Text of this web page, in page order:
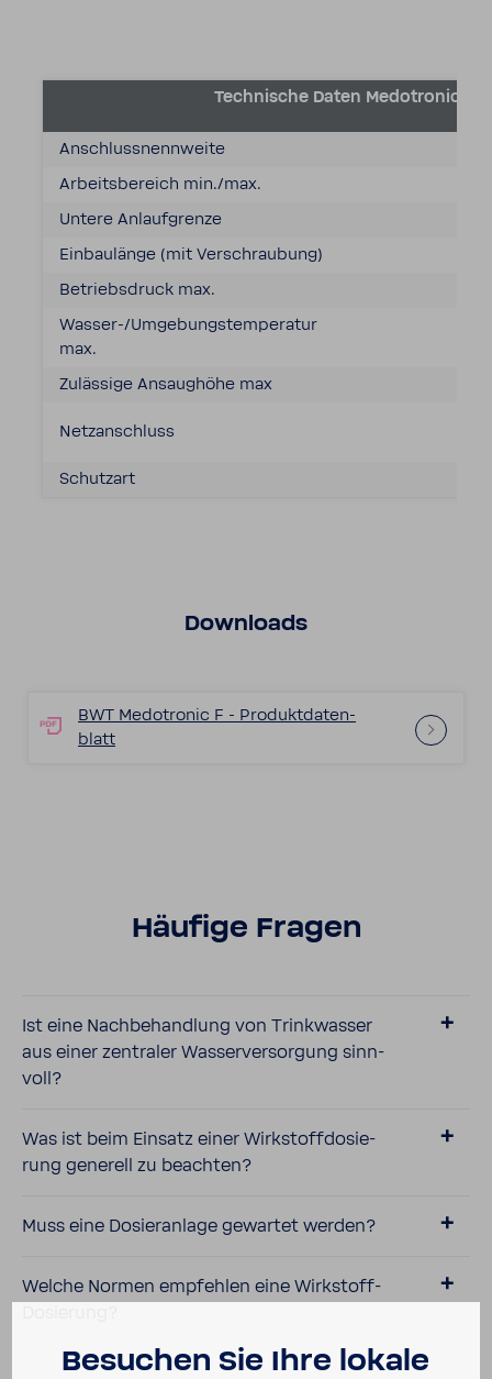
Tech­ni­sche Daten Medo­tronic F
Anschluss­nenn­weite
Arbeits­be­reich min./max.
Untere Anlauf­grenze
Einbau­länge (mit Verschrau­bung)
Betriebs­druck max.
Wasser-​/Umge­bungs­tem­pe­ratur
max.
Zuläs­sige Ansaug­höhe max
Netz­an­schluss
Schutzart
Down­loads
BWT Medo­tronic F - Produkt­da­ten­
blatt
Häufige Fragen
Ist eine Nach­be­hand­lung von Trink­wasser
aus einer zentraler Wasser­ver­sor­gung sinn­
voll?
Was ist beim Einsatz einer Wirk­stoff­do­sie­
rung gene­rell zu beachten?
Muss eine Dosier­an­lage gewartet werden?
Welche Normen empfehlen eine Wirkstoff-​
Besu­chen Sie Ihre lokale